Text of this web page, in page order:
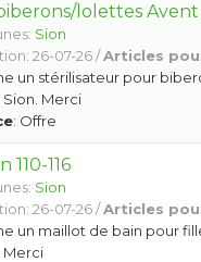
lolettes Avent
Sion
26-07-26 /Articles
un stérilisateur pour
Merci
: Offre
110-116
Sion
26-07-26 /Articles
un maillot de bain pour fille.
Merci